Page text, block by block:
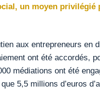
un moyen privilégié
aux entrepreneurs en
ont été accordés,
médiations ont été
5,5 millions d’euros